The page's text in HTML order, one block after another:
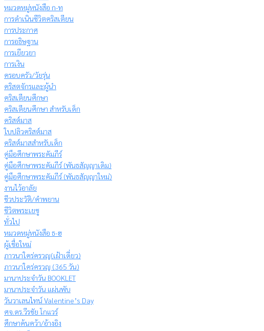
หมวดหมู่หนังสือ ก-ท
การดำเนินชีวิตคริสเตียน
การประกาศ
การอธิษฐาน
การเยียวยา
การเงิน
ครอบครัว/วัยรุ่น
คริสตจักรและผู้นำ
คริสเตียนศึกษา
คริสเตียนศึกษา สำหรับเด็ก
คริสต์มาส
ใบปลิวคริสต์มาส
คริสต์มาสสำหรับเด็ก
คู่มือศึกษาพระคัมภีร์
คู่มือศึกษาพระคัมภีร์ (พันธสัญญาเดิม)
คู่มือศึกษาพระคัมภีร์ (พันธสัญญาใหม่)
งานไว้อาลัย
ชีวประวัติ/คำพยาน
ชีวิตพระเยซู
ทั่วไป
หมวดหมู่หนังสือ ธ-ฮ
ผู้เชื่อใหม่
ภาวนาใคร่ครวญ(เฝ้าเดี่ยว)
ภาวนาใคร่ครวญ (365 วัน)
มานาประจำวัน BOOKLET
มานาประจำวัน แผ่นพับ
วันวาเลนไทน์ Valentine’s Day
ศจ.ดร.วีรชัย โกแวร์
ศึกษาค้นคว้า/อ้างอิง